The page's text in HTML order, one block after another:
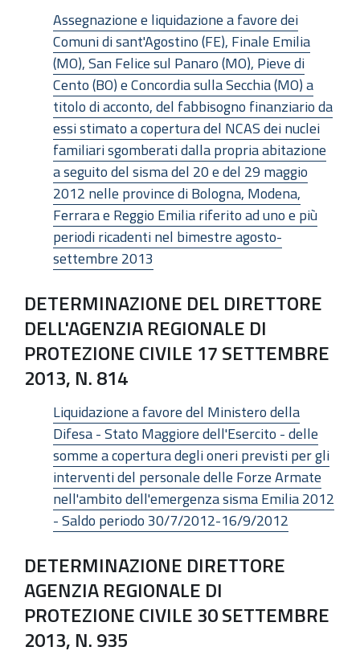
Assegnazione e liquidazione a favore dei
Comuni di sant'Agostino (FE), Finale Emilia
(MO), San Felice sul Panaro (MO), Pieve di
Cento (BO) e Concordia sulla Secchia (MO) a
titolo di acconto, del fabbisogno finanziario da
essi stimato a copertura del NCAS dei nuclei
familiari sgomberati dalla propria abitazione
a seguito del sisma del 20 e del 29 maggio
2012 nelle province di Bologna, Modena,
Ferrara e Reggio Emilia riferito ad uno e più
periodi ricadenti nel bimestre agosto-
settembre 2013
DETERMINAZIONE DEL DIRETTORE
DELL'AGENZIA REGIONALE DI
PROTEZIONE CIVILE 17 SETTEMBRE
2013, N. 814
Liquidazione a favore del Ministero della
Difesa - Stato Maggiore dell'Esercito - delle
somme a copertura degli oneri previsti per gli
interventi del personale delle Forze Armate
nell'ambito dell'emergenza sisma Emilia 2012
- Saldo periodo 30/7/2012-16/9/2012
DETERMINAZIONE DIRETTORE
AGENZIA REGIONALE DI
PROTEZIONE CIVILE 30 SETTEMBRE
2013, N. 935